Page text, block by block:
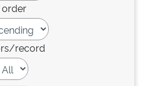
order
record